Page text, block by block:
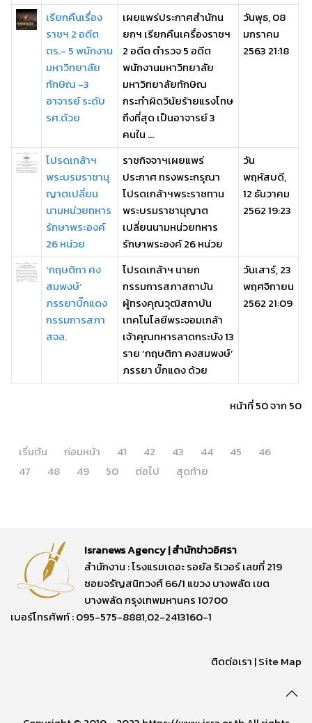
เรียกคืนเรื่อง
ราชฯ 2 อดีต
ตร.- 5 พนักงาน
มหาวิทยาลัย
ทักษิณ -3
อาจารย์ ระดับ
รศ.ด้วย
เผยแพร่ประกาศสำนักน
ยกฯ เรียกคืนเครื่องราชฯ
2 อดีต ตำรวจ 5 อดีต
พนักงานมหาวิทยาลัย
มหาวิทยาลัยทักษิณ
กระทำผิดวินัยร้ายแรงโทษ
ถึงที่สุด เป็นอาจารย์ 3
คนใน ...
วันพุธ, 08
มกราคม
2563 21:18
โปรดเกล้าฯ
พระบรมราชานุ
ญาตเปลี่ยน
นามหน่วยทหาร
รักษาพระองค์
26 หน่วย
ราชกิจจาฯเผยแพร่
ประกาศ ทรงพระกรุณา
โปรดเกล้าฯพระราชทาน
พระบรมราชานุญาต
เปลี่ยนนามหน่วยทหาร
รักษาพระองค์ 26 หน่วย
วัน
พฤหัสบดี,
12 ธันวาคม
2562 19:23
‘กฤษติกา คง
สมพงษ์’
ภรรยาบิ๊กแดง
กรรมการสภา
สจล.
โปรดเกล้าฯ นายก
กรรมการสภาสถาบัน
ผู้ทรงคุณวุฒิสถาบัน
เทคโนโลยีพระจอมเกล้า
เจ้าคุณทหารลาดกระบัง 13
ราย ‘กฤษติกา คงสมพงษ์’
ภรรยา บิ๊กแดง ด้วย
วันเสาร์, 23
พฤศจิกายน
2562 21:09
หน้าที่ 50 จาก 50
เริ่มต้น ก่อนหน้า 41 42 43 44 45
46
47
48 49 50 ต่อไป สุดท้าย
Isranews Agency | สำนักข่าวอิศรา
สำนักงาน : โรงแรมเดอะ รอยัล ริเวอร์ เลขที่ 219
ซอยจรัญสนิทวงศ์ 66/1 แขวง บางพลัด เขต
บางพลัด กรุงเทพมหานคร 10700
เบอร์โทรศัพท์ : 095-575-8881,02-2413160-1
ติดต่อเรา |Site Map